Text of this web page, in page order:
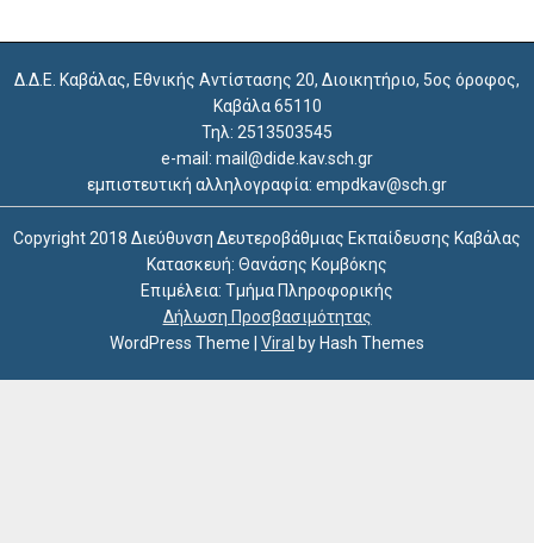
Δ.Δ.Ε. Καβάλας, Εθνικής Αντίστασης 20, Διοικητήριο, 5ος όροφος,
Καβάλα 65110
Τηλ: 2513503545
e-mail: mail@dide.kav.sch.gr
εμπιστευτική αλληλογραφία: empdkav@sch.gr
Copyright 2018 Διεύθυνση Δευτεροβάθμιας Εκπαίδευσης Καβάλας
Κατασκευή: Θανάσης Κομβόκης
Επιμέλεια: Τμήμα Πληροφορικής
Δήλωση Προσβασιμότητας
WordPress Theme
Viral by Hash Themes